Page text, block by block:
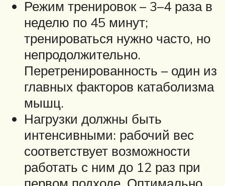
Режим тренировок – 3–4 раза в
неделю по 45 минут;
тренироваться нужно часто, но
непродолжительно.
Перетренированность – один из
главных факторов катаболизма
мышц.
Нагрузки должны быть
интенсивными: рабочий вес
соответствует возможности
работать с ним до 12 раз при